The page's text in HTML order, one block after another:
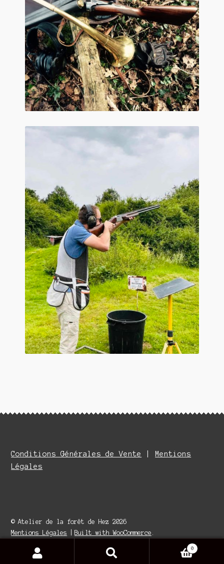
Conditions Générales de Vente
Mentions
Légales
© Atelier de la forêt de Hez 2026
Mentions Légales
Built with WooCommerce
0